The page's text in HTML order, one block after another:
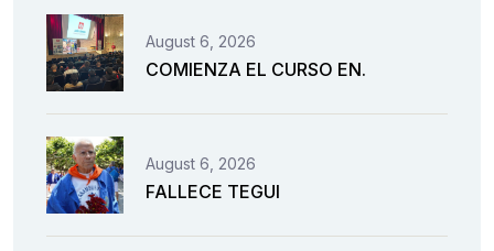
August 6, 2026
COMIENZA EL CURSO EN.
August 6, 2026
FALLECE TEGUI